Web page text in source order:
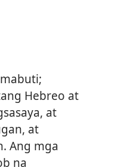
Hebreo at
at
at
Ang mga
na